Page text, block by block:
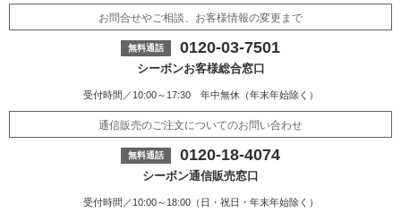
お問合せやご相談、お客様情報の変更まで
0120-03-7501
シーボンお客様総合窓口
受付時間／10:00～17:30 年中無休（年末年始除く）
通信販売のご注文についてのお問い合わせ
0120-18-4074
シーボン通信販売窓口
受付時間／10:00～18:00（日・祝日・年末年始除く）